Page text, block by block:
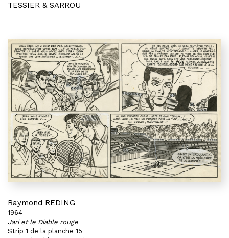
TESSIER & SARROU
Raymond REDING
1964
Jari et le Diable rouge
Strip 1 de la planche 15